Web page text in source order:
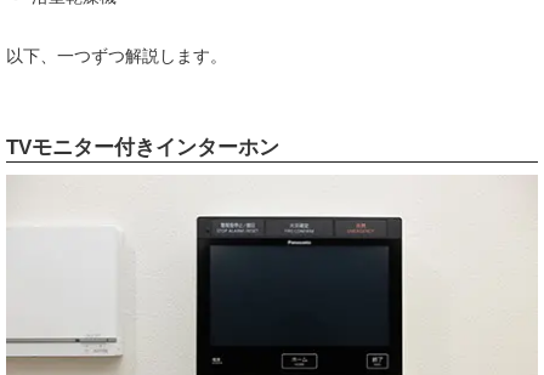
以下、一つずつ解説します。
TVモニター付きインターホン